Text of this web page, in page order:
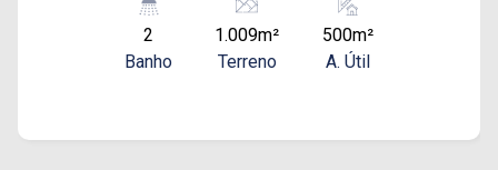
do Paraíba, com acesso direto à Rodovia
Presidente Dutra, principal corredor logístico
entre São Paulo e Rio de Janeiro. Inserido em
alto impacto, para empresas que necessitam de
2
Banho
1.009m²
Terreno
500m²
A. Útil